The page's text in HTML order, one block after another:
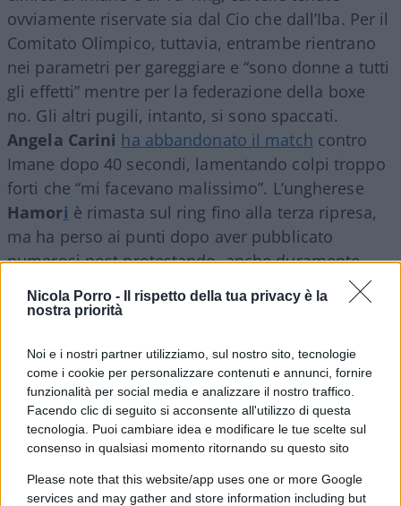
Nicola Porro -
Il rispetto della tua privacy è la
nostra priorità
Noi e i nostri partner utilizziamo, sul nostro sito, tecnologie
come i cookie per personalizzare contenuti e annunci, fornire
funzionalità per social media e analizzare il nostro traffico.
Facendo clic di seguito si acconsente all'utilizzo di questa
tecnologia. Puoi cambiare idea e modificare le tue scelte sul
consenso in qualsiasi momento ritornando su questo sito
Please note that this website/app uses one or more Google
services and may gather and store information including but
ovviamente riservate sia dal Cio che dall’Iba. Per il
Comitato Olimpico, tuttavia, entrambe rientrano
nei parametri per gareggiare e “sono donne a tutti
gli effetti” mentre per la federazione della boxe
no. Gli altri pugili, intanto, si sono spaccati.
Angela Carini ha abbandonato il match contro
Imane dopo 40 secondi, lamentando colpi troppo
forti che “mi facevano malissimo”. L’ungherese
Hamori è rimasta sul ring fino alla terza ripresa,
ma ha perso ai punti dopo aver pubblicato
numerosi post protestando, anche duramente,
squalificata ai mondiali del 2023. Mentre ieri sera
perso) contro la taiwanese ma poi le ha rivolto le
spallee al pubblico ha mostrato il segno della “X”
Come a indicare che sul ring era presente una
sola donna XX: lei.
Leggi anche: